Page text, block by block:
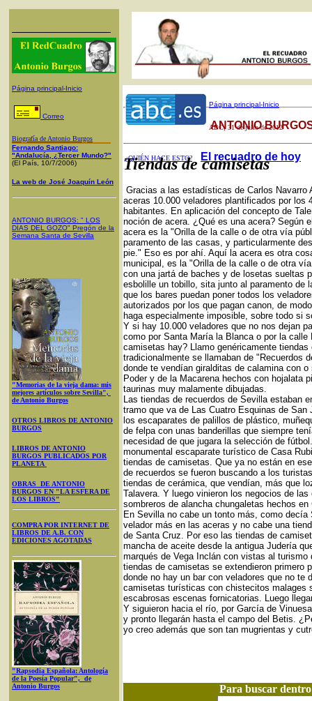
Página principal-Inicio
Correo
Biografía de Antonio Burgos
Fernando Santiago:
"Andalucía, ¿Tercer Mundo?"
(El País, 10/7/2006)
La web de José Joaquín León
ANTONIO BURGOS: " LOS
DÍAS DEL GOZO" Pregón de la
Semana Santa de Sevilla
"Memorias de la vieja dama: mis
mejores artículos sobre Sevilla",
de Antonio Burgos
OTROS LIBROS DE ANTONIO
BURGOS
LIBROS DE ANTONIO
BURGOS PUBLICADOS POR
PLANETA
OBRAS DE ANTONIO
BURGOS EN "LA ESFERA DE
LOS LIBROS"
COMPRA POR INTERNET DE
LIBROS DE A.B. CON
EDICIONES AGOTADAS
"Rapsodia Española: Antología
de la Poesía Popular", de
Antonio Burgos
Página principal-Inicio
ABC, 31 de julio de 2012
¿QUIÉN HACE ESTO? El recuadro de hoy
ANTONIO
Tiendas de camisetas
Gracias a las estadísticas de Carlos
aceras 10.000 veladores plantificados por los
habitantes. En aplicación del concepto de
noción de acera. ¿Qué es una acera? Según
acera es la "Orilla de la calle o de otra vía
paramento de las casas, y particularmente
pie." Eso es por ahí. Aquí la acera es otra
municipal, es la "Orilla de la calle o de otra
con una jartá de baches y de losetas sueltas
esbolille un tobillo, sita junto al paramento de
que los bares puedan poner todos los
autorizados por los que pagan canon, de
haga especialmente imposible, sobre todo si
Y si hay 10.000 veladores que no nos dejan
como por Santa María la Blanca o por la
camisetas hay? Llamo genéricamente
tradicionalmente se llamaban de "Recuerdos
donde te vendían giralditas de calamina con
Poder y de la Macarena hechos con hojalata
taurinas muy malamente dibujadas.
Las tiendas de recuerdos de Sevilla estaban
tramo que va de Las Cuatro Esquinas de
los escaparates de palillos de plástico,
de felpa con unas banderillas que siempre
necesidad de que jugara la selección de
monumental escaparate turístico de Casa
tiendas de camisetas. Que ya no están en
de recuerdos se fueron buscando a los
tiendas de cerámica, que vendían, más que
Talavera. Y luego vinieron los negocios de
sombreros de alancha chungaletas hechos
En Sevilla no cabe un tonto más, como
velador más en las aceras y no cabe una
de Santa Cruz. Por eso las tiendas de
mancha de aceite desde la antigua Judería
marqués de Vega Inclán con vistas al
tiendas de camisetas se extendieron primero
donde no hay un bar con veladores que no te
camisetas turísticas con chistecitos malages
escabrosas escenas fornicatorias. Luego
Y siguieron hacia el río, por García de
y pronto llegarán hasta el campo del Betis.
yo creo además que son tan mugrientas y
Para buscar